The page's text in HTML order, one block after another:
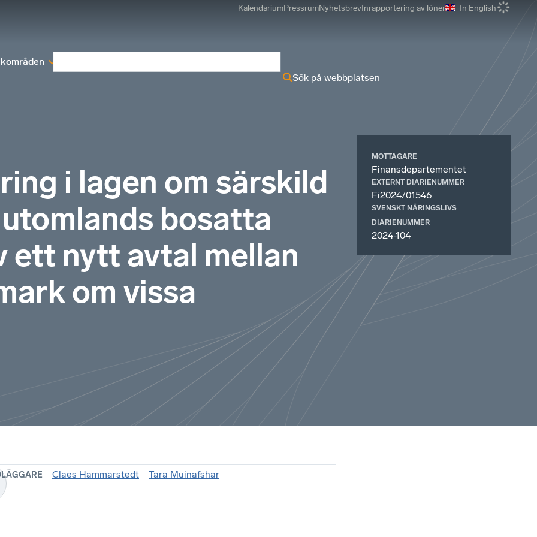
KalendariumPressrumNyhetsbrevInrapportering av löner In English
Sök på webbplatsen
i lagen om särskild
bosatta
ett nytt avtal mellan
om vissa
MOTTAGARE
Finansdepartementet
EXTERNT DIARIENUMMER
Fi2024/01546
SVENSKT NÄRINGSLIVS
DIARIENUMMER
2024-104
Claes Hammarstedt Tara Muinafshar